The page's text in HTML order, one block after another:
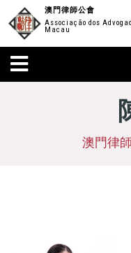
澳門律師公會
Associação dos
Macau
澳門律